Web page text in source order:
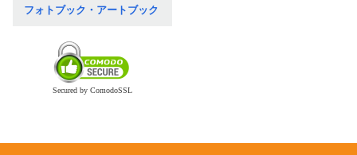
フォトブック・アートブック
Secured by ComodoSSL